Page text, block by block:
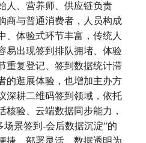
人、营养师、供应链负责
商与普通消费者，人员构成
、体验式环节丰富，传统人
易出现签到排队拥堵、体验
重复登记、签到数据统计滞
的逛展体验，也增加主办方
深耕二维码签到领域，依托
核验、云端数据同步能力，
景签到-会后数据沉淀”的